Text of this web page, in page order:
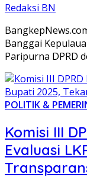
Redaksi BN
Banggai
Paripurna DPRD
POLITIK &
Komisi III
Evaluasi